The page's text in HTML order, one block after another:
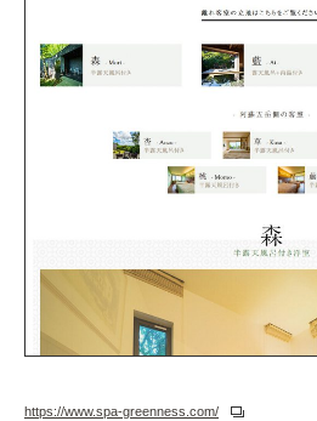
https://www.spa-greenness.com/